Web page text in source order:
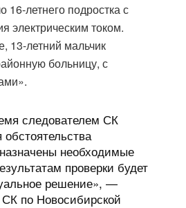
16-летнего подростка с
электрическим током.
13-летний мальчик
больницу, с
следователем СК
необходимые
проверки будет
решение», —
по Новосибирской